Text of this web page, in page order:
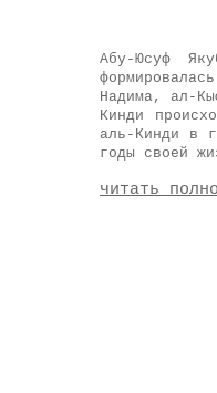
Абу-Юсуф
Надима, ал-
Кинди
аль-Кинди в
годы своей
читать